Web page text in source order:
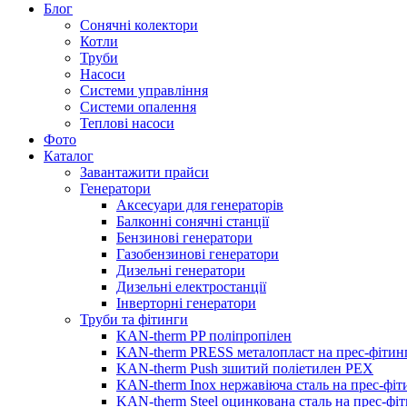
Блог
Сонячні колектори
Котли
Труби
Насоси
Системи управління
Системи опалення
Теплові насоси
Фото
Каталог
Завантажити прайси
Генератори
Аксесуари для генераторів
Балконні сонячні станції
Бензинові генератори
Газобензинові генератори
Дизельні генератори
Дизельні електростанції
Інверторні генератори
Труби та фітинги
KAN-therm PP поліпропілен
KAN-therm PRESS металопласт на прес-
KAN-therm Push зшитий поліетилен PEX
KAN-therm Inox нержавіюча сталь на прес-
KAN-therm Steel оцинкована сталь на прес-